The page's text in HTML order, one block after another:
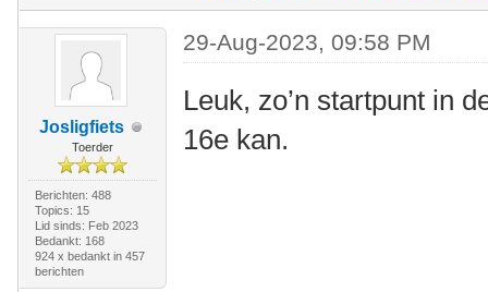
Josligfiets
Toerder
Berichten: 488
Topics: 15
Lid sinds: Feb 2023
Bedankt: 168
924 x bedankt in 457
berichten
29-Aug-2023, 09:58 PM
Leuk, zo’n startpunt in
16e kan.